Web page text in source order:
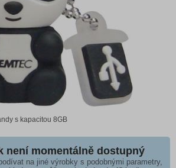
s kapacitou 8GB
není momentálně dostupný
na jiné výrobky s podobnými parametry,